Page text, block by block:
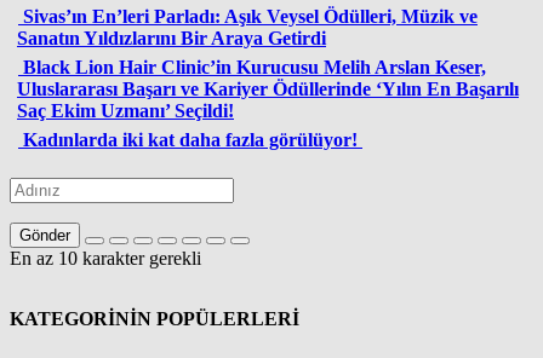
Sivas’ın En’leri Parladı: Aşık Veysel Ödülleri, Müzik ve
Sanatın Yıldızlarını Bir Araya Getirdi
Black Lion Hair Clinic’in Kurucusu Melih Arslan Keser,
Uluslararası Başarı ve Kariyer Ödüllerinde ‘Yılın En Başarılı
Saç Ekim Uzmanı’ Seçildi!
Kadınlarda iki kat daha fazla görülüyor!
Gönder
En az 10 karakter gerekli
KATEGORİNİN POPÜLERLERİ